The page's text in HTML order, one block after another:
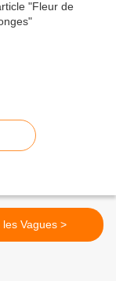
Sur les Vagues >